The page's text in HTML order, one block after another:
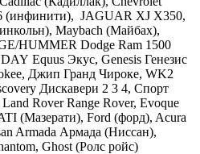
(инфинити), JAGUAR XJ X350,
Maybach (Майбах),
/HUMMER Dodge Ram 1500
Equus Экус, Genesis Генезис
Джип Гранд Чироке, WK2
Дискавери 2 3 4, Спорт
Rover Range Rover, Evoque
(Мазерати), Ford (форд), Acura
Armada Армада (Ниссан),
Ghost (Ролс ройс)